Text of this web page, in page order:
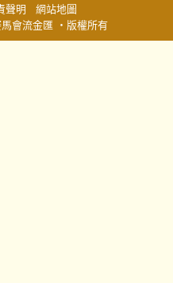
會流金匯 ‧版權所有
聲明 網站地圖